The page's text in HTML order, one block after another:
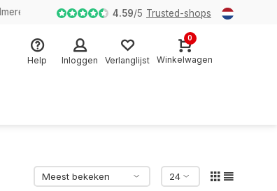
4.59/5 Trusted-shops
Help Inloggen Verlanglijst
0
Winkelwagen